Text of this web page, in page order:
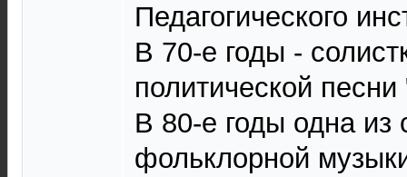
Педагогического
В 70-е годы -
политической
В 80-е годы одна из
фольклорной